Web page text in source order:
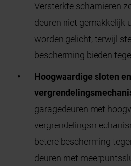
Versterkte scharnieren
deuren niet gemakkelijk
worden gelicht, terwijl
bescherming bieden
Hoogwaardige sloten en
garagedeuren met
betere bescherming
deuren met